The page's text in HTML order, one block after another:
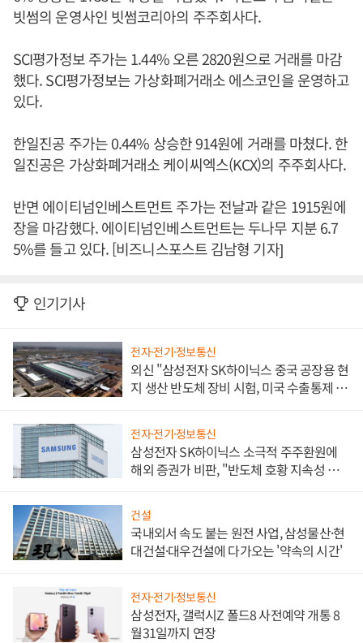
빗썸의 운영사인 빗썸코리아의 주주회사다.
SCI평가정보 주가는 1.44% 오른 2820원으로 거래를 마감
했다. SCI평가정보는 가상화폐거래소 에스코인을 운영하고
있다.
한일진공 주가는 0.44% 상승한 914원에 거래를 마쳤다. 한
일진공은 가상화폐거래소 케이씨엑스(KCX)의 주주회사다.
반면 에이티넘인베스트먼트 주가는 전날과 같은 1915원에
장을 마감했다. 에이티넘인베스트먼트는 두나무 지분 6.7
5%를 들고 있다. [비즈니스포스트 김남형 기자]
인기기사
전자·전기·정보통신
외신 "삼성전자 SK하이닉스 중국 공장용 현
지 생산 반도체 장비 시험, 미국 수출통제 대
전자·전기·정보통신
삼성전자 SK하이닉스 소극적 주주환원에
해외 증권가 비판, "반도체 호황 지속성 의
건설
국내외서 속도 붙는 원전 사업, 삼성물산·현
대건설·대우건설에 다가오는 '약속의 시간'
전자·전기·정보통신
삼성전자, 갤럭시Z 폴드8 사전예약 개통 8
월31일까지 연장